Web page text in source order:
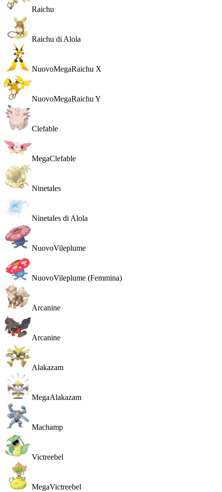
Raichu
Raichu di Alola
NuovoMegaRaichu X
NuovoMegaRaichu Y
Clefable
MegaClefable
Ninetales
Ninetales di Alola
NuovoVileplume
NuovoVileplume (Femmina)
Arcanine
Arcanine
Alakazam
MegaAlakazam
Machamp
Victreebel
MegaVictreebel